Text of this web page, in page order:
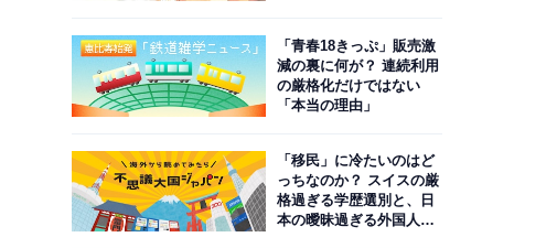
「青春18きっぷ」販売激
減の裏に何が？ 連続利用
の厳格化だけではない
「本当の理由」
「移民」に冷たいのはど
っちなのか？ スイスの厳
格過ぎる学歴選別と、日
本の曖昧過ぎる外国人政